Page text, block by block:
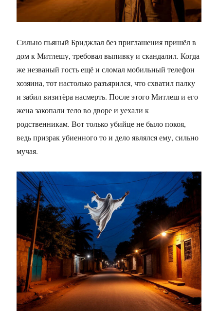
Сильно пьяный Бриджлал без приглашения пришёл в
дом к Митлешу, требовал выпивку и скандалил. Когда
же незваный гость ещё и сломал мобильный телефон
хозяина, тот настолько разъярился, что схватил палку
и забил визитёра насмерть. После этого Митлеш и его
жена закопали тело во дворе и уехали к
родственникам. Вот только убийце не было покоя,
ведь призрак убиенного то и дело являлся ему, сильно
мучая.